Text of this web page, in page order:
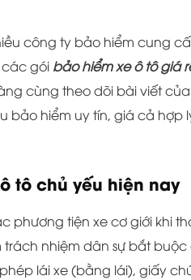
công ty bảo hiểm cung
các gói bảo hiểm xe ô tô giá
cùng theo dõi bài viết
bảo hiểm uy tín, giá cả hợp
tô chủ yếu hiện nay
phương tiện xe cơ giới khi
nhiệm dân sự bắt
lái xe (bằng lái), giấy